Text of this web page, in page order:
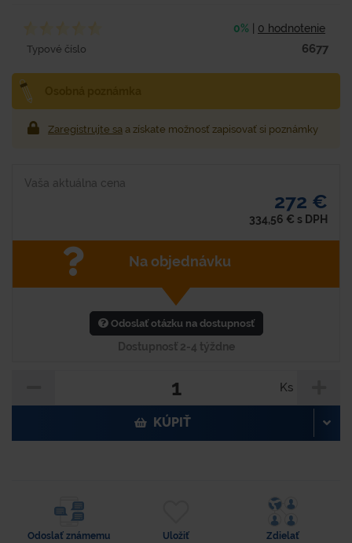
0% 0 hodnotenie
Typové číslo 6677
Zaregistrujte sa a získate možnosť zapisovať si poznámky
Vaša aktuálna cena
272 €
334,56 € s DPH
Na objednávku
Odoslať otázku na dostupnosť
Dostupnosť 2-4 týždne
Ks
KÚPIŤ
Odoslať známemu Uložiť Zdielať